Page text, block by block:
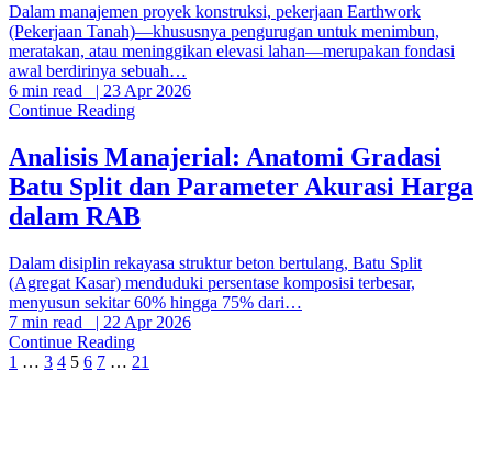
Dalam manajemen proyek konstruksi, pekerjaan Earthwork
(Pekerjaan Tanah)—khususnya pengurugan untuk menimbun,
meratakan, atau meninggikan elevasi lahan—merupakan fondasi
awal berdirinya sebuah…
6 min read | 23 Apr 2026
Continue Reading
Analisis Manajerial: Anatomi Gradasi
Batu Split dan Parameter Akurasi Harga
dalam RAB
Dalam disiplin rekayasa struktur beton bertulang, Batu Split
(Agregat Kasar) menduduki persentase komposisi terbesar,
menyusun sekitar 60% hingga 75% dari…
7 min read | 22 Apr 2026
Continue Reading
1 … 3 4 5 6 7 … 21